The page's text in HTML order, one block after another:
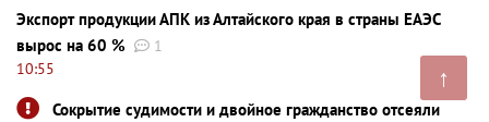
↑
Экспорт продукции АПК из Алтайского края в страны ЕАЭС
вырос на 60 %
1
10:55
Сокрытие судимости и двойное гражданство отсеяли